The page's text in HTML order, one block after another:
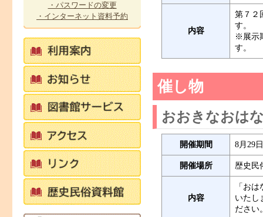
・パスワードの変更
・インターネット資料予約
内容
第７２
す。
※展示
す。
催し物
おおきなおは
開催期間 8月29
開催場所 歴史民
内容
「お
いたし
ださい